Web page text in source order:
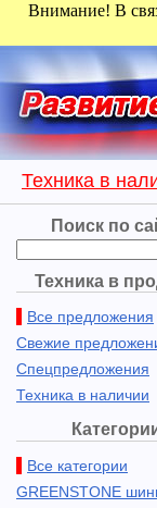
Внимание! В
Техника в
Поиск по
Техника в
Все предложения
Свежие
Спецпредложения
Техника в наличии
Все категории
GREENSTONE